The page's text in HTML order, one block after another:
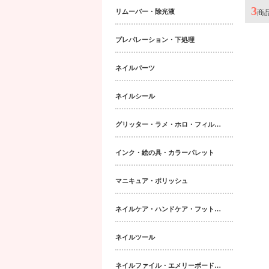
リムーバー・除光液
プレパレーション・下処理
ネイルパーツ
ネイルシール
グリッター・ラメ・ホロ・フィルム・パウダー｜ネイルパーツ
インク・絵の具・カラーパレット
マニキュア・ポリッシュ
ネイルケア・ハンドケア・フットケア・ボディケア
ネイルツール
ネイルファイル・エメリーボード・シャイナー
3商